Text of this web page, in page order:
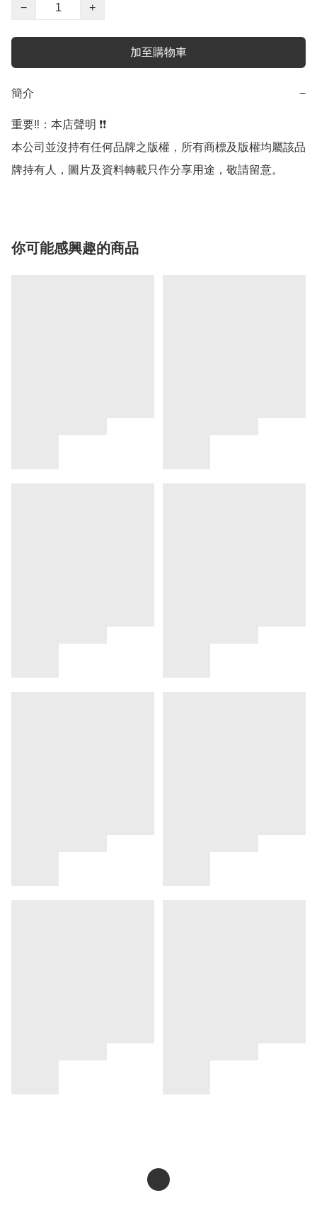
−
+
加至購物車
簡介 −
重要‼️：本店聲明 ❗️❗️
本公司並沒持有任何品牌之版權，所有商標及版權均屬該品
牌持有人，圖片及資料轉載只作分享用途，敬請留意。
你可能感興趣的商品